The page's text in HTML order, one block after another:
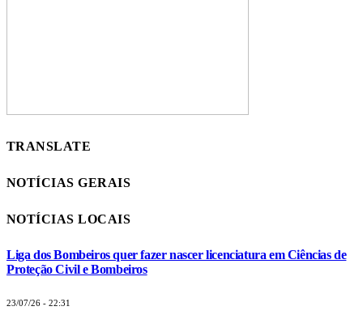
TRANSLATE
NOTÍCIAS GERAIS
NOTÍCIAS LOCAIS
Liga dos Bombeiros quer fazer nascer licenciatura em Ciências de
Proteção Civil e Bombeiros
23/07/26 - 22:31